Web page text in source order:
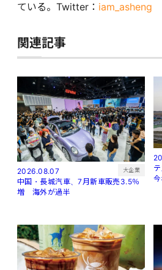
ている。Twitter： iam_asheng
関連記事
2026.08.07 大企業
中国・長城汽車、7月新車販売3.5％
増 海外が過半